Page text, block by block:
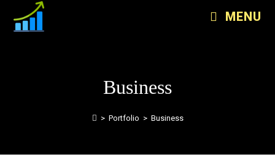
MENU
Business
> Portfolio > Business